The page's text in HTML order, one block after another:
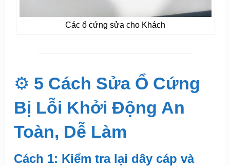
Các ổ cứng sửa cho Khách
⚙️ 5 Cách Sửa Ổ Cứng
Bị Lỗi Khởi Động An
Toàn, Dễ Làm
Cách 1: Kiểm tra lại dây cáp và